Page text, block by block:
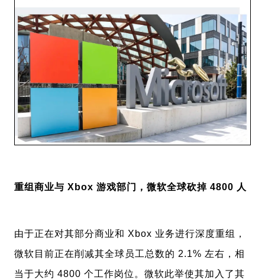
重组商业与 Xbox 游戏部门，微软全球砍掉 4800 人
由于正在对其部分商业和 Xbox 业务进行深度重组，
微软目前正在削减其全球员工总数的 2.1% 左右，相
当于大约 4800 个工作岗位。微软此举使其加入了其